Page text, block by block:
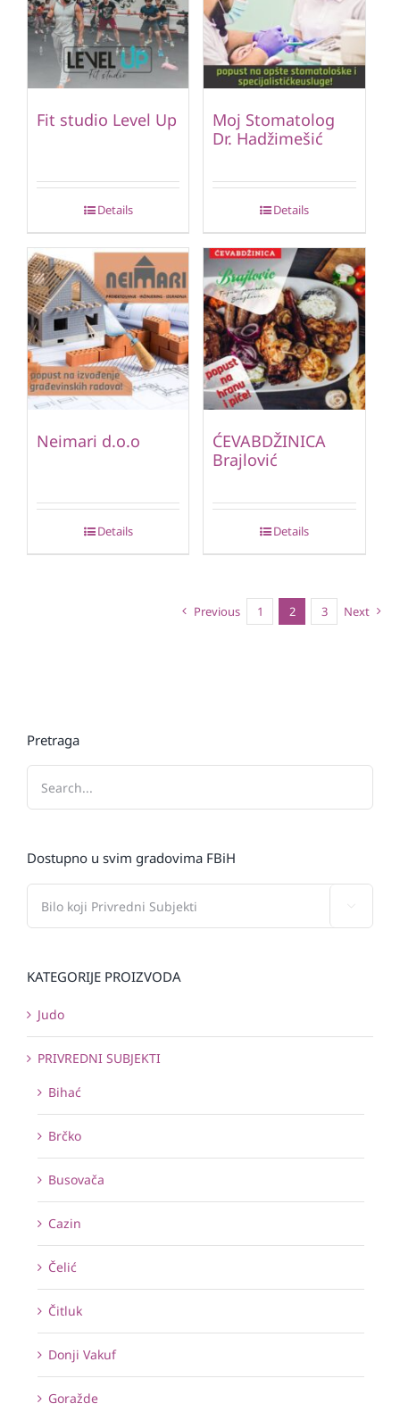
Fit studio Level Up
Details
Moj Stomatolog
Dr. Hadžimešić
Details
Neimari d.o.o
Details
ĆEVABDŽINICA
Brajlović
Details
Previous 1 2 3 Next
Pretraga
Dostupno u svim gradovima FBiH
KATEGORIJE PROIZVODA
Judo
PRIVREDNI SUBJEKTI
Bihać
Brčko
Busovača
Cazin
Čelić
Čitluk
Donji Vakuf
Goražde